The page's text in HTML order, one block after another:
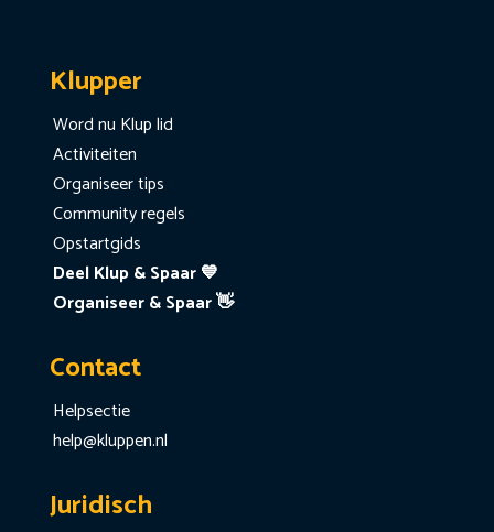
Klupper
Word nu Klup lid
Activiteiten
Organiseer tips
Community regels
Opstartgids
Deel Klup & Spaar 💙
Organiseer & Spaar 👋
Contact
Helpsectie
help@kluppen.nl
Juridisch